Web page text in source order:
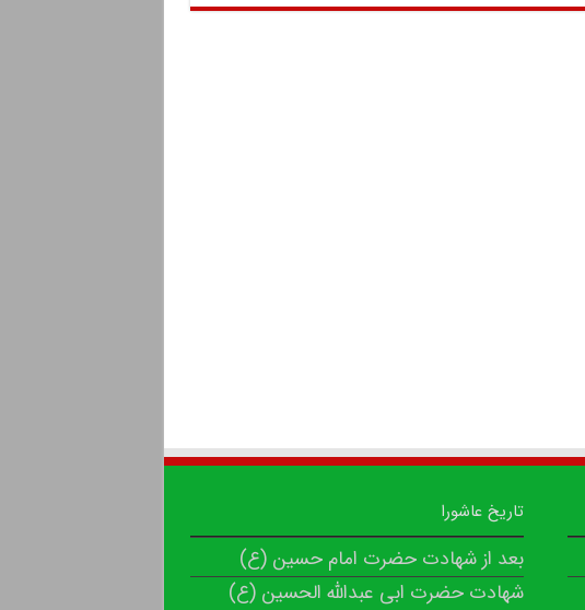
تاریخ عاشورا
بعد از شهادت حضرت امام حسین (ع)
شهادت حضرت ابی عبدالله الحسین (ع)